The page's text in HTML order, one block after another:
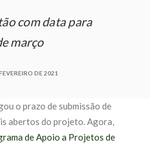
com data para
março
DE 2021
o prazo de submissão de
abertos do projeto. Agora,
de Apoio a Projetos de